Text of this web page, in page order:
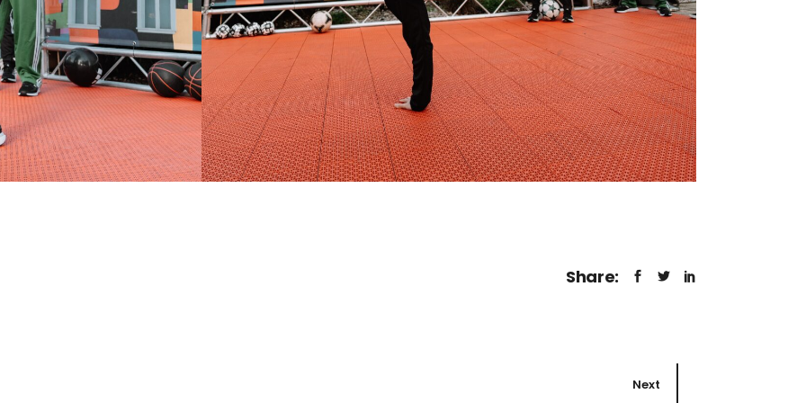
Share:
Next